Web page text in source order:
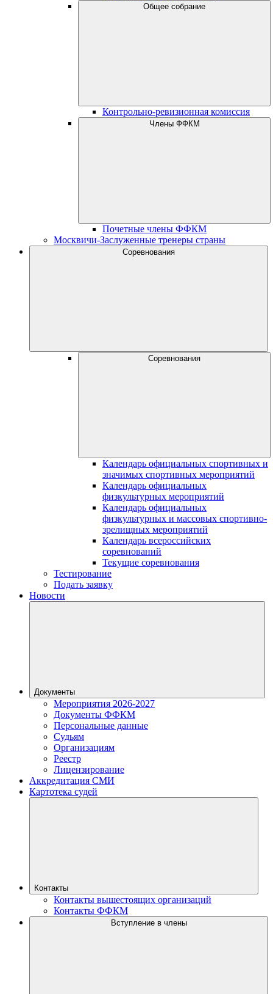
Общее собрание
Контрольно-ревизионная комиссия
Члены ФФКМ
Почетные члены ФФКМ
Москвичи-Заслуженные тренеры страны
Соревнования
Соревнования
Календарь официальных спортивных и
значимых спортивных мероприятий
Календарь официальных
физкультурных мероприятий
Календарь официальных
физкультурных и массовых спортивно-
зрелищных мероприятий
Календарь всероссийских
соревнований
Текущие соревнования
Тестирование
Подать заявку
Новости
Документы
Мероприятия 2026-2027
Документы ФФКМ
Персональные данные
Судьям
Организациям
Реестр
Лицензирование
Аккредитация СМИ
Картотека судей
Контакты
Контакты вышестоящих организаций
Контакты ФФКМ
Вступление в члены